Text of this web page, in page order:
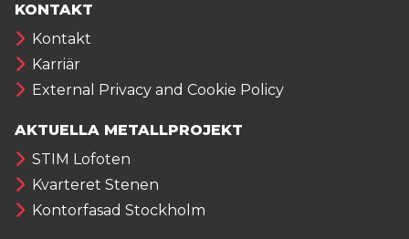
KONTAKT
Kontakt
Karriär
External Privacy and Cookie Policy
AKTUELLA METALLPROJEKT
STIM Lofoten
Kvarteret Stenen
Kontorfasad Stockholm